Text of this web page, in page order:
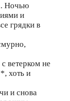
Ночью
и
грядки в
ветерком не
хоть и
и снова